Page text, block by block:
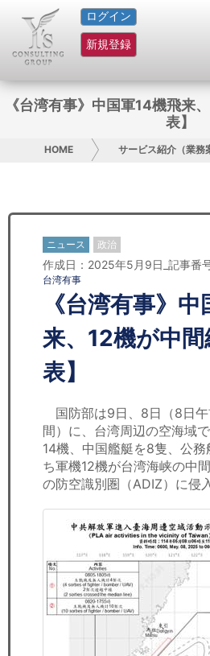
ログイン
新規登録
HOME
サービス紹介
コラム
お問い合わせ
日本人にPR
コンサルティング
リサーチ
セミナー
労務顧問
ＩＴ
飲食店情報
《台湾有事》中国軍14機飛来
表】
HOME サービス紹介（業務
ニュース 政治
作成日：2025年5月9日_記事番
台湾有事
《台湾有事》
来、12機が中間
表】
国防部は9日、8日（8日
間）に、台湾周辺の空海域
14機、中国艦艇を8隻、公務
ち軍機12機が台湾海峡の中
の防空識別圏（ADIZ）に侵